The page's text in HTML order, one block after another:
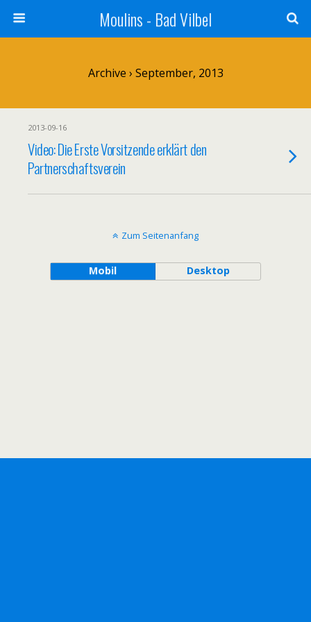
Moulins - Bad Vilbel
Archive › September, 2013
2013-09-16
Video: Die Erste Vorsitzende erklärt den
Partnerschaftsverein
Zum Seitenanfang
Mobil Desktop